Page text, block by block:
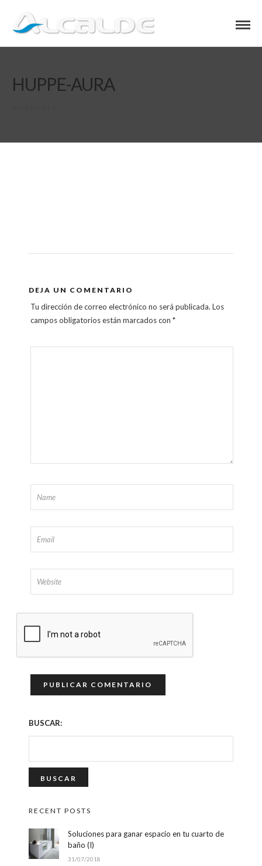
HUPPE-AURA
DEJA UN COMENTARIO
Tu dirección de correo electrónico no será publicada. Los
campos obligatorios están marcados con*
BUSCAR:
RECENT POSTS
Soluciones para ganar espacio en tu cuarto de
baño (I)
31/07/2018